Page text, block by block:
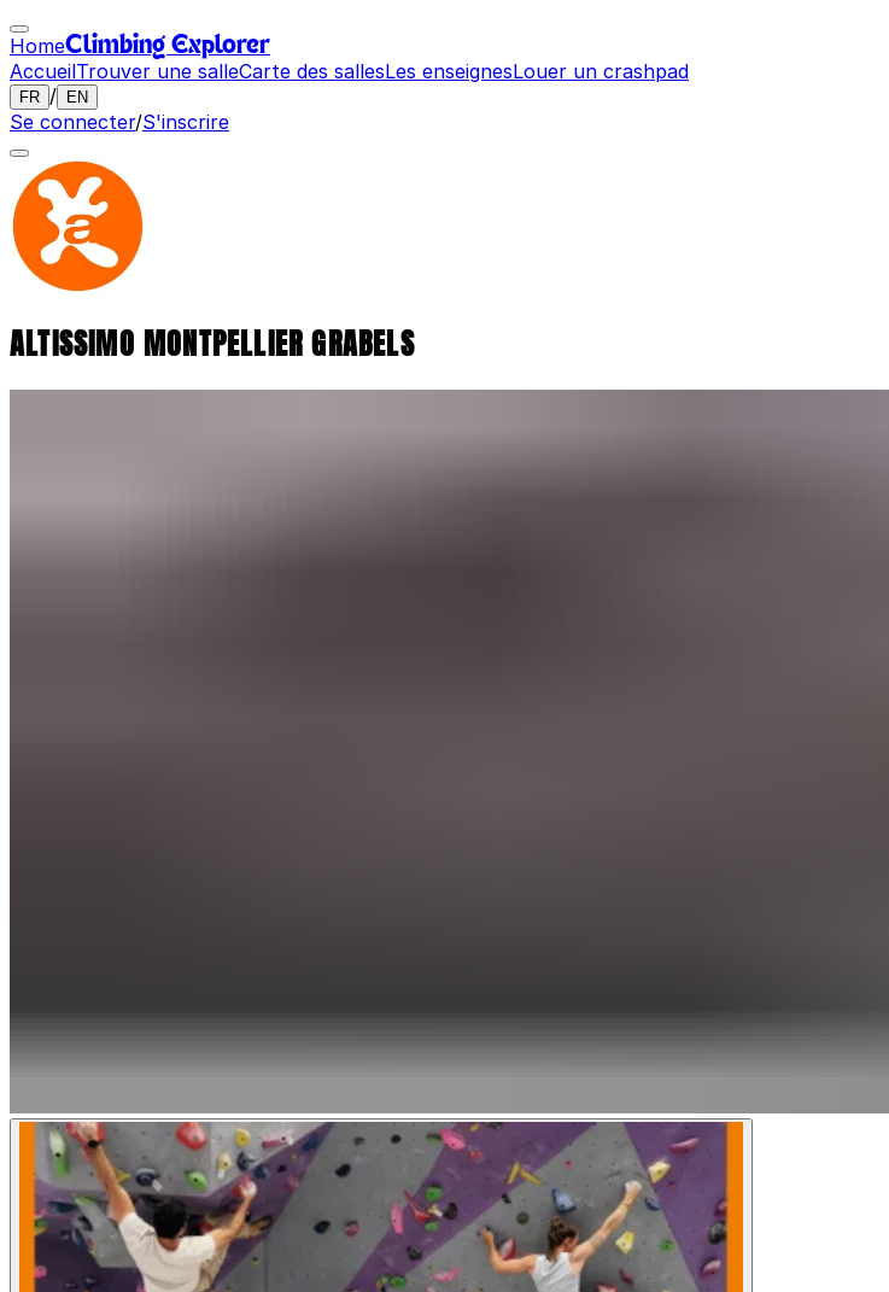
HomeClimbing Explorer
AccueilTrouver une salleCarte des sallesLes enseignesLouer un crashpad
FR / EN
Se connecter/S'inscrire
ALTISSIMO MONTPELLIER GRABELS